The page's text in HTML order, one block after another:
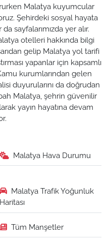
Malatya kuyumcular
Şehirdeki sosyal hayata
sayfalarımızda yer alır.
otelleri hakkında bilgi
gelip Malatya yol tarifi
yapanlar için kapsamlı
kurumlarından gelen
duyurularını da doğrudan
Malatya, şehrin güvenilir
yayın hayatına devam
Malatya Hava Durumu
Malatya Trafik Yoğunluk
Haritası
Tüm Manşetler